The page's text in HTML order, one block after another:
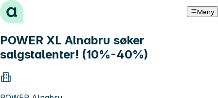
Hopp til innhold Meny
POWER XL Alnabru søker
salgstalenter! (10%-40%)